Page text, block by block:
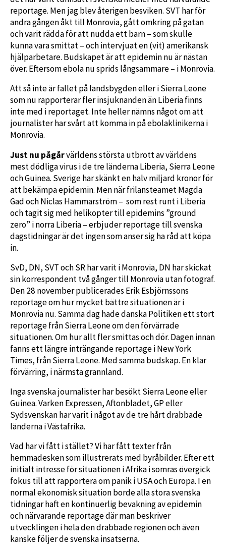
reportage. Men jag blev återigen besviken. SVT har för
andra gången åkt till Monrovia, gått omkring på gatan
och varit rädda för att nudda ett barn – som skulle
kunna vara smittat – och intervjuat en (vit) amerikansk
hjälparbetare. Budskapet är att epidemin nu är nästan
över. Eftersom ebola nu sprids långsammare – i Monrovia.
Att så inte är fallet på landsbygden eller i Sierra Leone
som nu rapporterar fler insjuknanden än Liberia finns
inte med i reportaget. Inte heller nämns något om att
journalister har svårt att komma in på ebolaklinikerna i
Monrovia.
Just nu pågårvärldens största utbrott av världens
mest dödliga virus i de tre länderna Liberia, Sierra Leone
och Guinea. Sverige har skänkt en halv miljard kronor för
att bekämpa epidemin. Men när frilansteamet Magda
Gad och Niclas Hammarström – som rest runt i Liberia
och tagit sig med helikopter till epidemins ”ground
zero” i norra Liberia – erbjuder reportage till svenska
dagstidningar är det ingen som anser sig ha råd att köpa
in.
SvD, DN, SVT och SR har varit i Monrovia, DN har skickat
sin korrespondent två gånger till Monrovia utan fotograf.
Den 28 november publicerades Erik Esbjörnssons
reportage om hur mycket bättre situationen är i
Monrovia nu. Samma dag hade danska Politiken ett stort
reportage från Sierra Leone om den förvärrade
situationen. Om hur allt fler smittas och dör. Dagen innan
fanns ett längre inträngande reportage i New York
Times, från Sierra Leone. Med samma budskap. En klar
förvärring, i närmsta grannland.
Inga svenska journalister har besökt Sierra Leone eller
Guinea. Varken Expressen, Aftonbladet, GP eller
Sydsvenskan har varit i något av de tre hårt drabbade
länderna i Västafrika.
Vad har vi fått i stället? Vi har fått texter från
hemmadesken som illustrerats med byråbilder. Efter ett
initialt intresse för situationen i Afrika i somras övergick
fokus till att rapportera om panik i USA och Europa. I en
normal ekonomisk situation borde alla stora svenska
tidningar haft en kontinuerlig bevakning av epidemin
och närvarande reportage där man beskriver
utvecklingen i hela den drabbade regionen och även
kanske följer de svenska insatserna.